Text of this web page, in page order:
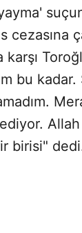
cezasına
bu kadar.
Allah
birisi"